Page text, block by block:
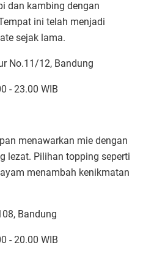
dan kambing dengan
ini telah menjadi
sejak lama.
No.11/12, Bandung
- 23.00 WIB
menawarkan mie dengan
lezat. Pilihan topping seperti
menambah kenikmatan
Bandung
- 20.00 WIB